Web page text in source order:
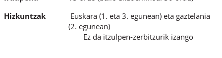
Hizkuntzak
Euskara (1. eta 3. egunean) eta gaztelania
(2. egunean)
Ez da itzulpen-zerbitzurik izango